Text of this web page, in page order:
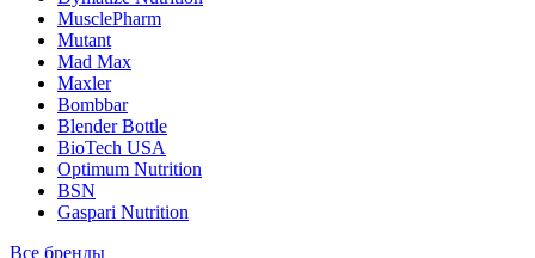
MusclePharm
Mutant
Mad Max
Maxler
Bombbar
Blender Bottle
BioTech USA
Optimum Nutrition
BSN
Gaspari Nutrition
Все бренды